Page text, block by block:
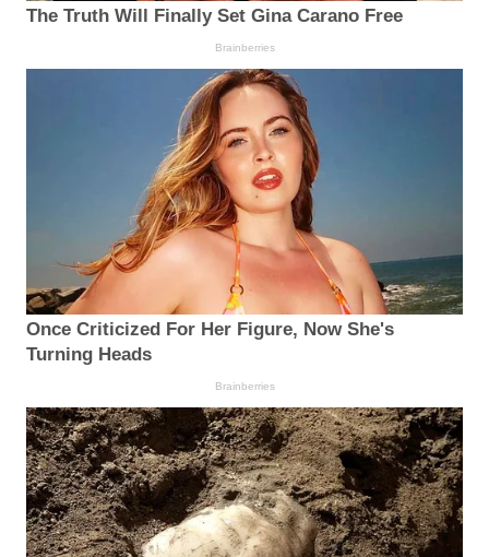
The Truth Will Finally Set Gina Carano Free
Brainberries
Once Criticized For Her Figure, Now She's
Turning Heads
Brainberries